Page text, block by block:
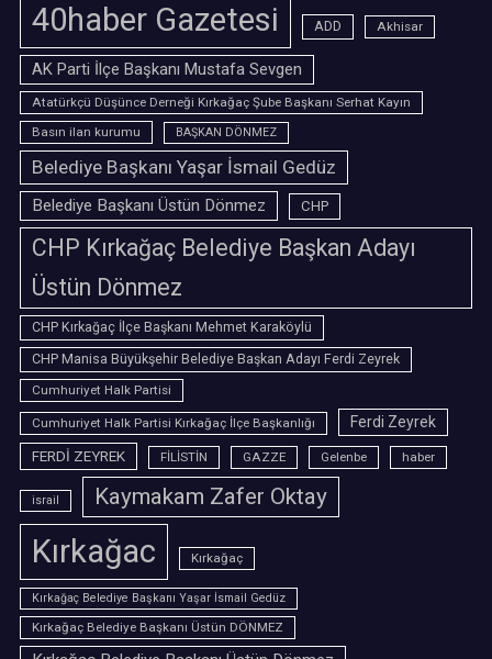
40haber Gazetesi ADD Akhisar
AK Parti İlçe Başkanı Mustafa Sevgen
Atatürkçü Düşünce Derneği Kırkağaç Şube Başkanı Serhat Kayın
Basın ilan kurumu
BAŞKAN DÖNMEZ
Belediye Başkanı Yaşar İsmail Gedüz
Belediye Başkanı Üstün Dönmez CHP
CHP Kırkağaç Belediye Başkan Adayı
Üstün Dönmez
CHP Kırkağaç İlçe Başkanı Mehmet Karaköylü
CHP Manisa Büyükşehir Belediye Başkan Adayı Ferdi Zeyrek
Cumhuriyet Halk Partisi
Cumhuriyet Halk Partisi Kırkağaç İlçe Başkanlığı
Ferdi Zeyrek
FERDİ ZEYREK
FİLİSTİN GAZZE Gelenbe haber
israil Kaymakam Zafer Oktay
Kırkağac Kırkağaç
Kırkağaç Belediye Başkanı Yaşar İsmail Gedüz
Kırkağaç Belediye Başkanı Üstün DÖNMEZ